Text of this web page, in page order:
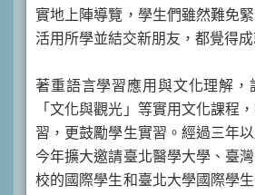
實地上陣導覽，學生們雖然難免
活用所學並結交新朋友，都覺得成
著重語言學習應用與文化理解，
「文化與觀光」等實用文化課程
習，更鼓勵學生實習。經過三年
今年擴大邀請臺北醫學大學、臺
校的國際學生和臺北大學國際學